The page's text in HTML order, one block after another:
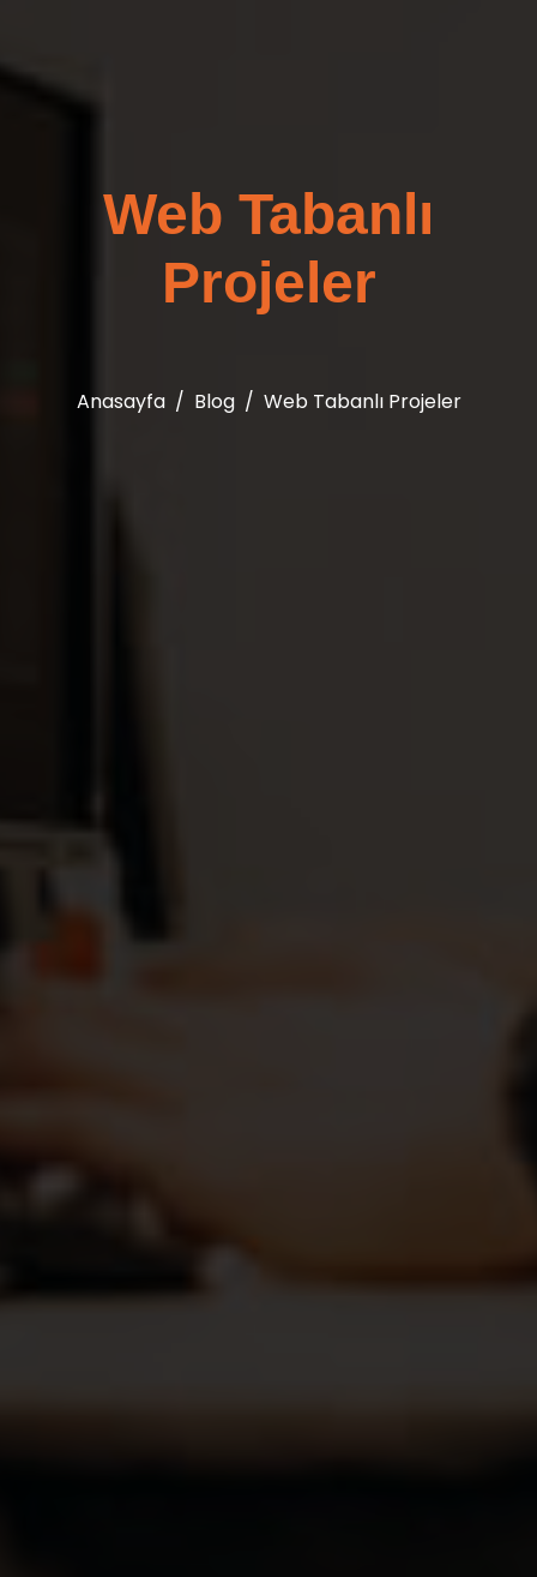
Web Tabanlı
Projeler
Anasayfa Blog Web Tabanlı Projeler